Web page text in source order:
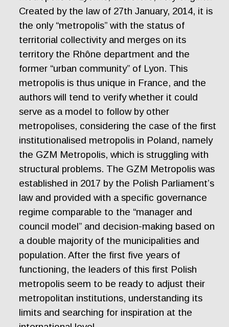
Created by the law of 27th January, 2014, it is
the only “metropolis” with the status of
territorial collectivity and merges on its
territory the Rhône department and the
former “urban community” of Lyon. This
metropolis is thus unique in France, and the
authors will tend to verify whether it could
serve as a model to follow by other
metropolises, considering the case of the first
institutionalised metropolis in Poland, namely
the GZM Metropolis, which is struggling with
structural problems. The GZM Metropolis was
established in 2017 by the Polish Parliament’s
law and provided with a specific governance
regime comparable to the “manager and
council model” and decision-making based on
a double majority of the municipalities and
population. After the first five years of
functioning, the leaders of this first Polish
metropolis seem to be ready to adjust their
metropolitan institutions, understanding its
limits and searching for inspiration at the